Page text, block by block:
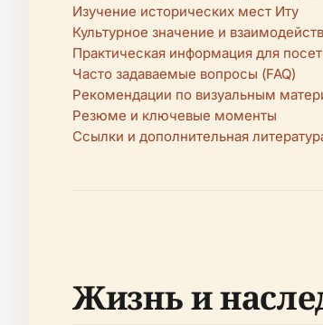
Изучение исторических мест Иту
Культурное значение и
Практическая информация для
Часто задаваемые вопросы (FAQ)
Рекомендации по визуальным
Резюме и ключевые моменты
Ссылки и дополнительная
Жизнь и